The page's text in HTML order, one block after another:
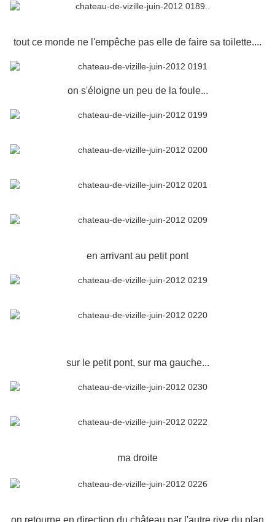
tout ce monde ne l'empêche pas elle de faire sa toilette....
on s'éloigne un peu de la foule...
en arrivant au petit pont
sur le petit pont, sur ma gauche...
ma droite